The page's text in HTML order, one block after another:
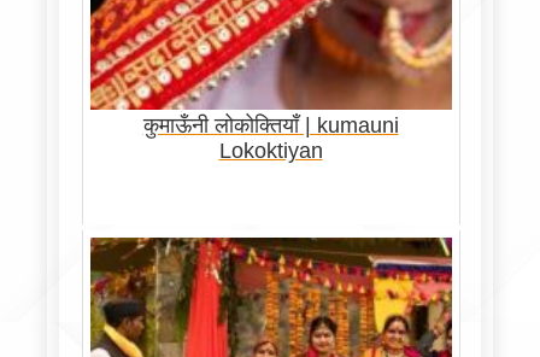
कुमाऊँनी लोकोक्तियाँ | kumauni
Lokoktiyan